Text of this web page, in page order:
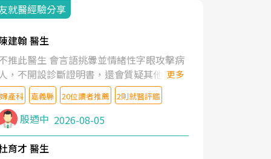
就醫經驗分享
建翰 醫生
推此醫生 會言語挑釁並情緒性字眼攻擊病
，不開設診斷證明書，還會質疑其他醫生
判斷！
更多
婦產科 嘉義縣 20位讀者推薦 2則就醫評鑑
殷迺中 2026-08-05
育才 醫生